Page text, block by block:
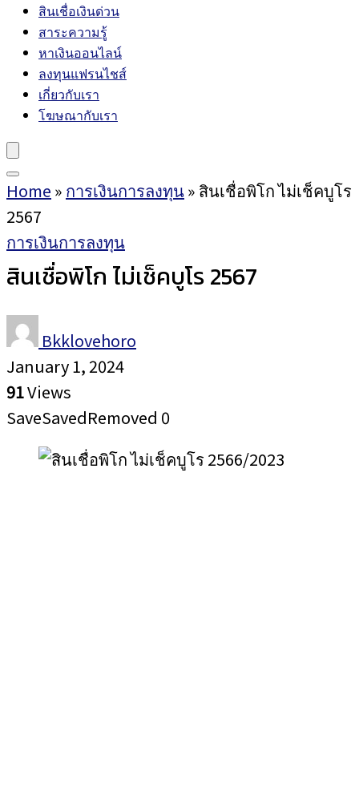
สินเชื่อเงินด่วน
สาระความรู้
หาเงินออนไลน์
ลงทุนแฟรนไชส์
เกี่ยวกับเรา
โฆษณากับเรา
Home » การเงินการลงทุน» สินเชื่อพิโก ไม่เช็คบูโร
2567
การเงินการลงทุน
สินเชื่อพิโก ไม่เช็คบูโร 2567
Bkklovehoro
January 1, 2024
91Views
SaveSavedRemoved 0